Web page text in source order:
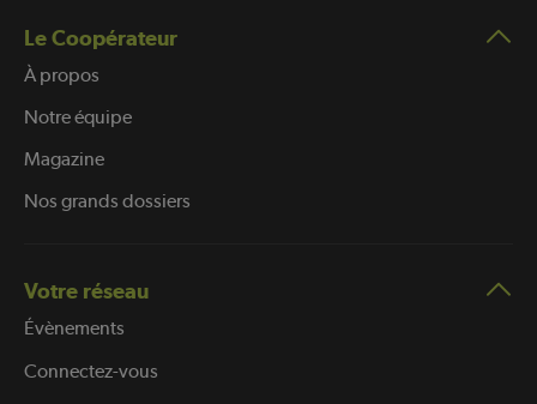
Le Coopérateur
À propos
Notre équipe
Magazine
Nos grands dossiers
Votre réseau
Évènements
Connectez-vous